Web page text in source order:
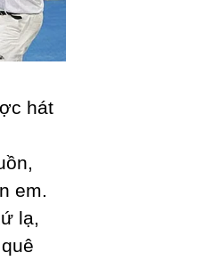
hát
em.
lạ,